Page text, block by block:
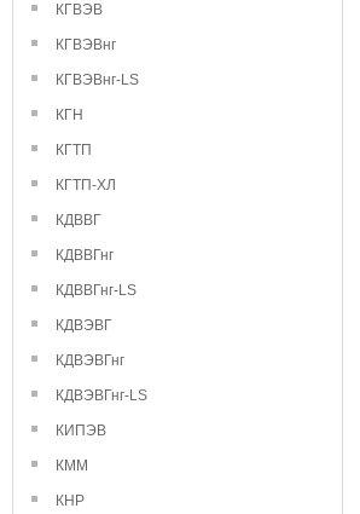
КГВЭВ
КГВЭВнг
КГВЭВнг-LS
КГН
КГТП
КГТП-ХЛ
КДВВГ
КДВВГнг
КДВВГнг-LS
КДВЭВГ
КДВЭВГнг
КДВЭВГнг-LS
КИПЭВ
КММ
КНР